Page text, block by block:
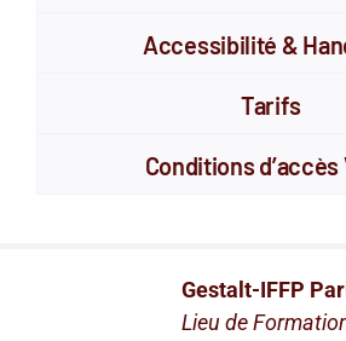
Accessibilité &
Tarifs
Conditions d’accès
Gestalt-IFFP
Lieu de